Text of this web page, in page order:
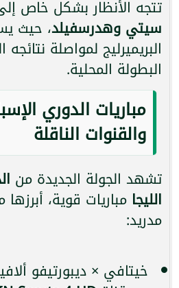
تتجه الأنظار بشكل خاص
سيتي وهدرسفيلد، حيث
البريميرليج لمواصلة
البطولة المحلية.
مباريات الدوري
والقنوات الناقلة
تشهد الجولة الجديدة من
الليجا مباريات قوية،
مدريد:
خيتافي × ديبورتيفو